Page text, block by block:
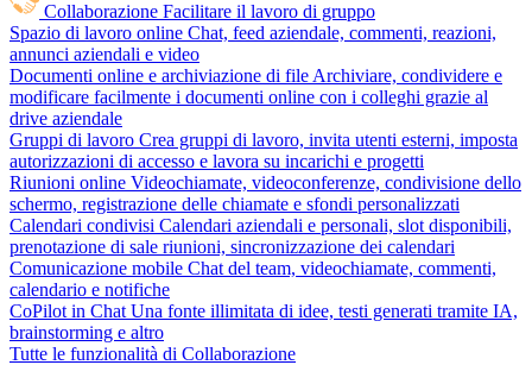
Collaborazione Facilitare il lavoro di gruppo
Spazio di lavoro online Chat, feed aziendale, commenti, reazioni,
annunci aziendali e video
Documenti online e archiviazione di file Archiviare, condividere e
modificare facilmente i documenti online con i colleghi grazie al
drive aziendale
Gruppi di lavoro Crea gruppi di lavoro, invita utenti esterni, imposta
autorizzazioni di accesso e lavora su incarichi e progetti
Riunioni online Videochiamate, videoconferenze, condivisione dello
schermo, registrazione delle chiamate e sfondi personalizzati
Calendari condivisi Calendari aziendali e personali, slot disponibili,
prenotazione di sale riunioni, sincronizzazione dei calendari
Comunicazione mobile Chat del team, videochiamate, commenti,
calendario e notifiche
CoPilot in Chat Una fonte illimitata di idee, testi generati tramite IA,
brainstorming e altro
Tutte le funzionalità di Collaborazione